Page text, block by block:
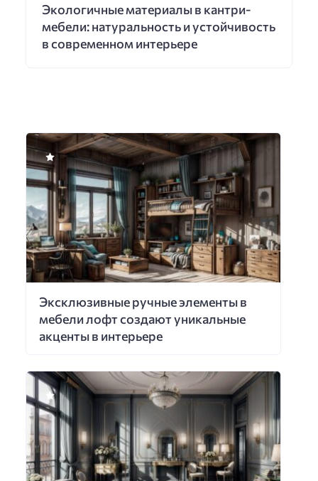
Экологичные материалы в кантри-
мебели: натуральность и устойчивость
в современном интерьере
Эксклюзивные ручные элементы в
мебели лофт создают уникальные
акценты в интерьере